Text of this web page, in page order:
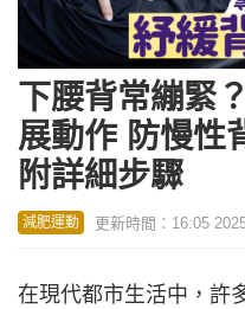
下腰背常繃緊
展動作 防慢性
附詳細步驟
減肥運動 更新時間：16:05
在現代都市生活中，許